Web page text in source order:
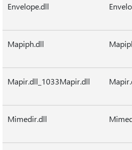
Envelope.dll
Mapiph.dll
Mapir.dll_1033Mapir.dll
Mimedir.dll